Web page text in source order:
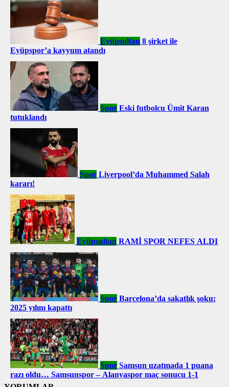
Eyüpsultan 8 şirket ile
Eyüpspor’a kayyum atandı
Spor Eski futbolcu Ümit Karan
tutuklandı
Spor Liverpool’da Muhammed Salah
kararı!
Eyüpsultan RAMİ SPOR NEFES ALDI
Spor Barcelona’da sakatlık şoku:
2025 yılını kapattı
Spor Samsun uzatmada 1 puana
razı oldu… Samsunspor – Alanyaspor maç sonucu 1-1